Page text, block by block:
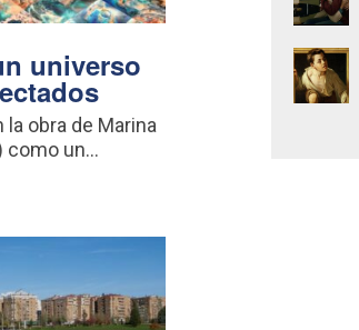
universo
la obra de Marina
como un...